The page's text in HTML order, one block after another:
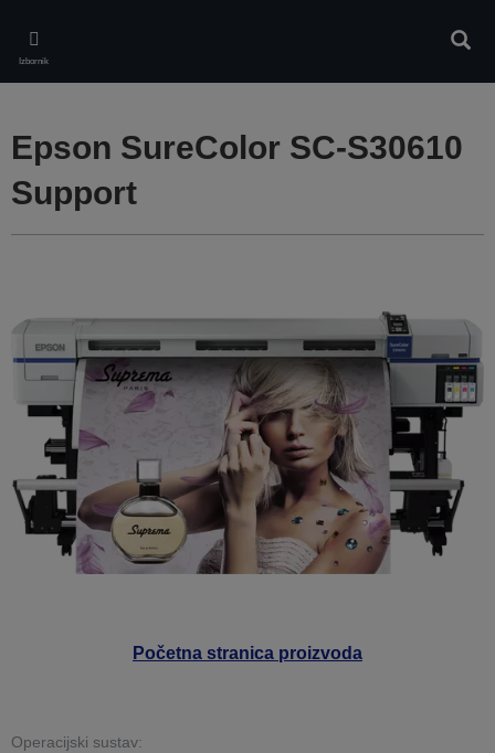
main
content
Izbornik
Početna stranica proizvoda
Epson SureColor SC-S30610
Support
Operacijski sustav: